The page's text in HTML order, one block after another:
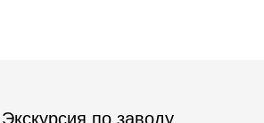
Экскурсия по заводу